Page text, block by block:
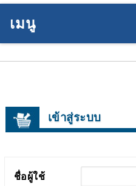
เมนู
เข้าสู่ระบบ
ชื่อผู้ใช้